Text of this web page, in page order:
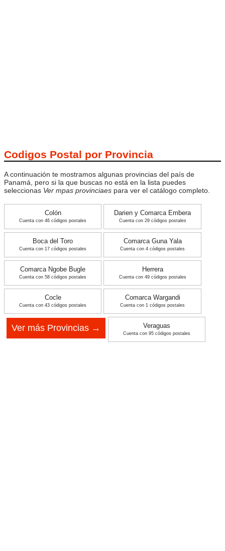
Codigos Postal por Provincia
A continuación te mostramos algunas provincias del país de
Panamá, pero si la que buscas no está en la lista puedes
seleccionas Ver mpas provinciaes para ver el catálogo completo.
Colón
Cuenta con 46 códigos postales
Darien y Comarca Embera
Cuenta con 29 códigos postales
Boca del Toro
Cuenta con 17 códigos postales
Comarca Guna Yala
Cuenta con 4 códigos postales
Comarca Ngobe Bugle
Cuenta con 58 códigos postales
Herrera
Cuenta con 49 códigos postales
Cocle
Cuenta con 43 códigos postales
Comarca Wargandi
Cuenta con 1 códigos postales
Veraguas
Cuenta con 95 códigos postales
Ver más Provincias →